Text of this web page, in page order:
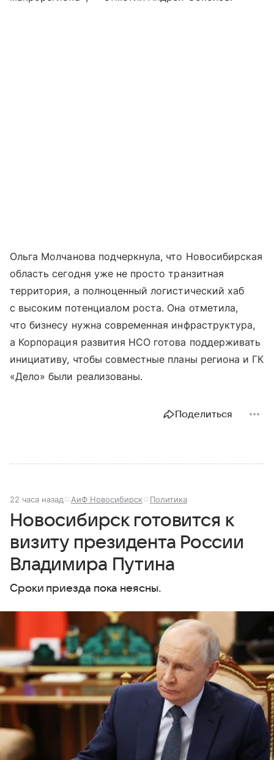
Ольга Молчанова подчеркнула, что Новосибирская
область сегодня уже не просто транзитная
территория, а полноценный логистический хаб
с высоким потенциалом роста. Она отметила,
что бизнесу нужна современная инфраструктура,
а Корпорация развития НСО готова поддерживать
инициативу, чтобы совместные планы региона и ГК
«Дело» были реализованы.
Поделиться
22 часа назад АиФ Новосибирск Политика
Новосибирск готовится к
визиту президента России
Владимира Путина
Сроки приезда пока неясны.